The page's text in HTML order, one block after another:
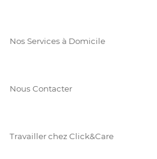
Nos Services à Domicile
Nous Contacter
Travailler chez Click&Care